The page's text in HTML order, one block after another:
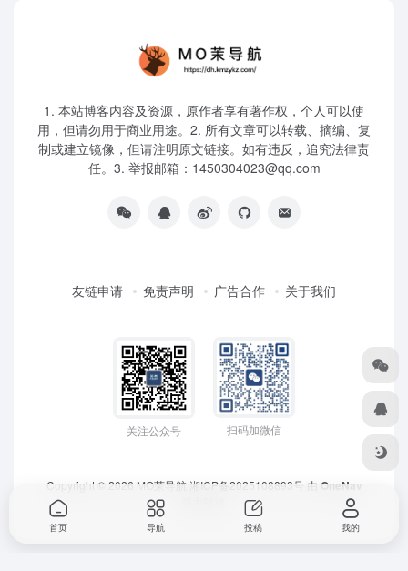
1. 本站博客内容及资源，原作者享有著作权，个人可以使
用，但请勿用于商业用途。2. 所有文章可以转载、摘编、复
制或建立镜像，但请注明原文链接。如有违反，追究法律责
任。3. 举报邮箱：1450304023@qq.com
友链申请 免责声明 广告合作 关于我们
关注公众号 扫码加微信
Copyright © 2026 MO茉导航 湘ICP备2025108893号 由 OneNav
首页 导航 投稿 我的